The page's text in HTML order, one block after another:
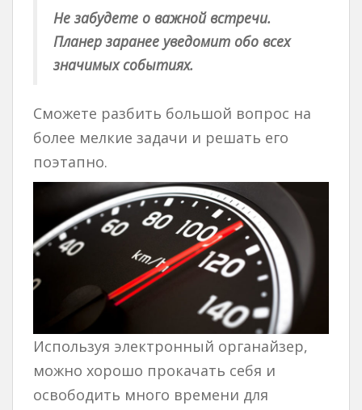
Не забудете о важной встречи.
Планер заранее уведомит обо всех
значимых событиях.
Сможете разбить большой вопрос на
более мелкие задачи и решать его
поэтапно.
Используя электронный органайзер,
можно хорошо прокачать себя и
освободить много времени для